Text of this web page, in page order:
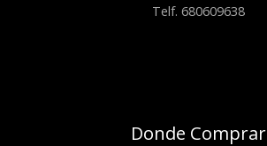
Telf. 680609638
Donde Comprar